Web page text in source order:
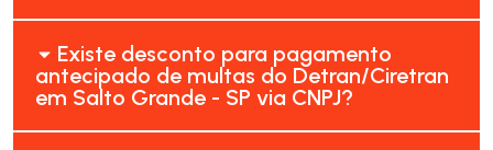
Existe desconto para pagamento
antecipado de multas do Detran/Ciretran
em Salto Grande - SP via CNPJ?